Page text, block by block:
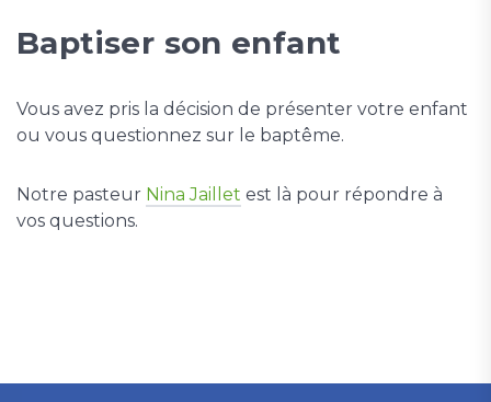
Baptiser son enfant
Vous avez pris la décision de présenter votre enfant
ou vous questionnez sur le baptême.
Notre pasteur Nina Jaillet est là pour répondre à
vos questions.